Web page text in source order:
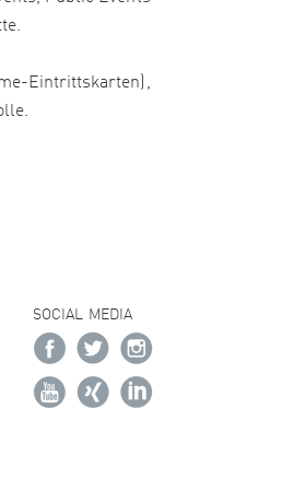
Eintrittskarten),
SOCIAL MEDIA